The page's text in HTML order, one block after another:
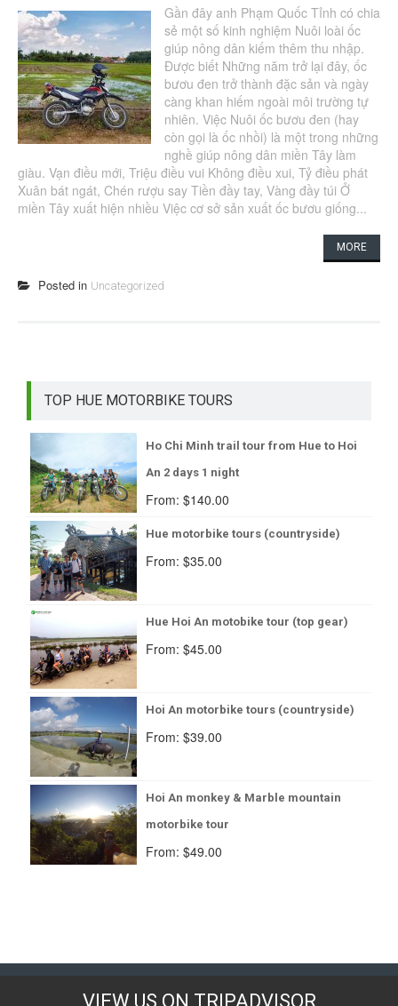
Gần đây anh Phạm Quốc Tỉnh có chia
sẻ một số kinh nghiệm Nuôi loài ốc
giúp nông dân kiếm thêm thu nhập.
Được biết Những năm trở lại đây, ốc
bươu đen trở thành đặc sản và ngày
càng khan hiếm ngoài môi trường tự
nhiên. Việc Nuôi ốc bươu đen (hay
còn gọi là ốc nhồi) là một trong những
nghề giúp nông dân miền Tây làm
giàu. Vạn điều mới, Triệu điều vui Không điều xui, Tỷ điều phát
Xuân bát ngát, Chén rượu say Tiền đầy tay, Vàng đầy túi Ở
miền Tây xuất hiện nhiều Việc cơ sở sản xuất ốc bươu giống...
MORE
Posted in Uncategorized
TOP HUE MOTORBIKE TOURS
Ho Chi Minh trail tour from Hue to Hoi
An 2 days 1 night
From: $140.00
Hue motorbike tours (countryside)
From: $35.00
Hue Hoi An motobike tour (top gear)
From: $45.00
Hoi An motorbike tours (countryside)
From: $39.00
Hoi An monkey & Marble mountain
motorbike tour
From: $49.00
VIEW US ON TRIPADVISOR